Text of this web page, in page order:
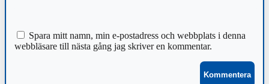
Spara mitt namn, min e-postadress och webbplats i denna
webbläsare till nästa gång jag skriver en kommentar.